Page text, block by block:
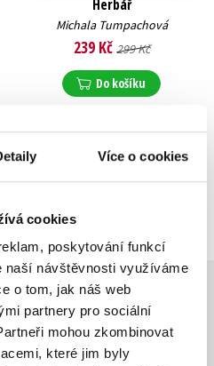
Více o cookies
cookies
poskytování funkcí
naší návštěvnosti využíváme
o tom, jak náš web
partnery pro sociální
mohou zkombinovat
které jim byly
Herbář
Michala Tumpachová
239 Kč 299 Kč
Do košíku
Zobraz záznamů
Další
první!
na jaké zboží je výhodná
k odběru našich e-